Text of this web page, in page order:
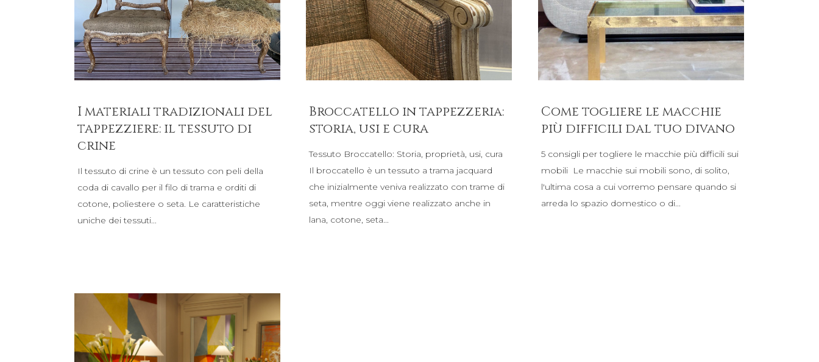
I materiali tradizionali del
tappezziere: il tessuto di
crine
Il tessuto di crine è un tessuto con peli della
coda di cavallo per il filo di trama e orditi di
cotone, poliestere o seta. Le caratteristiche
uniche dei tessuti
Broccatello in tappezzeria:
storia, usi e cura
Tessuto Broccatello: Storia, proprietà, usi, cura
Il broccatello è un tessuto a trama jacquard
che inizialmente veniva realizzato con trame di
seta, mentre oggi viene realizzato anche in
lana, cotone, seta
Come togliere le macchie
più difficili dal tuo divano
5 consigli per togliere le macchie più difficili sui
mobili Le macchie sui mobili sono, di solito,
l'ultima cosa a cui vorremo pensare quando si
arreda lo spazio domestico o di